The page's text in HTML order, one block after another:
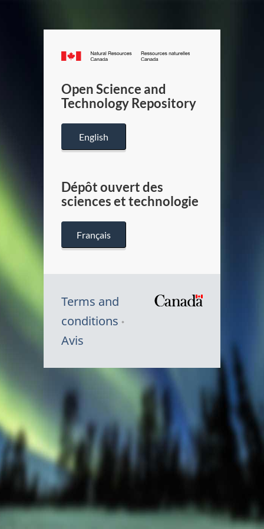
Canada.ca
/
Canada
Open Science and
Technology Repository
English
Dépôt ouvert des
sciences et technologie
Français
Terms and
conditions
Avis
Canada